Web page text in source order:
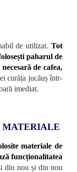
de utilizat. Tot
paharul de
de cafea,
curăța jucăuș într-
imediat.
MATERIALE
materiale de
funcționalitatea
din nou și din nou